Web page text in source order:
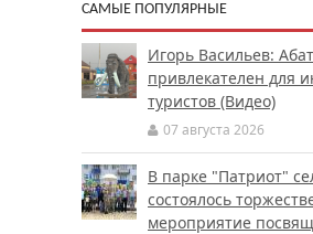
САМЫЕ ПОПУЛЯРНЫЕ
Игорь Васильев:
привлекателен для
туристов (Видео)
07 августа 2026
В парке "Патриот"
состоялось
мероприятие